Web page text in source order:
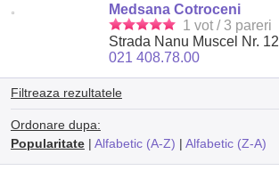
Medsana Cotroceni
1 vot / 3 pareri
Strada Nanu Muscel Nr. 12
021 408.78.00
Filtreaza rezultatele
Ordonare dupa:
Popularitate| Alfabetic (A-Z) | Alfabetic (Z-A)